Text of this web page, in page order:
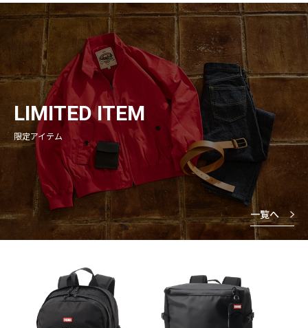
LIMITED ITEM
限定アイテム
一覧へ